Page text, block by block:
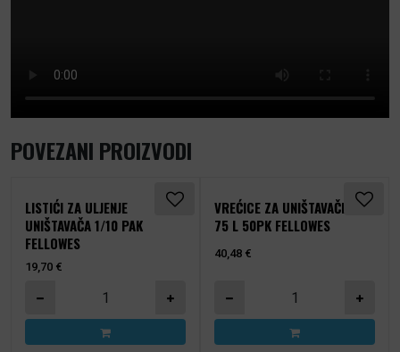
POVEZANI PROIZVODI
LISTIĆI ZA ULJENJE
UNIŠTAVAČA 1/10 PAK
FELLOWES
19,70 €
Listići za uljenje uništavača 1/10 PAK Fellowes količina
VREĆICE ZA UNIŠTAVAČE 53-
75 L 50PK FELLOWES
40,48 €
Vrećice za uništavače